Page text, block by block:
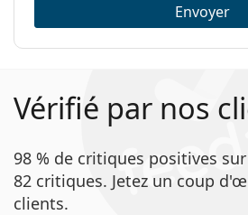
Envoyer
Vérifié par nos
98 % de critiques positives
82 critiques. Jetez un coup
clients.